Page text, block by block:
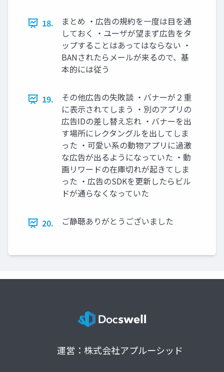
18.
まとめ ・広告の規約を一度は目を通
しておく ・ユーザが望まず広告をタ
ップすることはあってはならない ・
BANされたらメールが来るので、基
本的には従う
19.
その他広告の失敗談 ・バナーが２重
に表示されてしまう ・別のアプリの
広告IDの差し替え忘れ ・バナーを出
す場所にレクタングルを出してしま
った ・可愛い系の動物アプリに過激
な広告が出るようになっていた ・動
画リワードの在庫切れが起きてしま
った ・広告のSDKを更新したらビル
ドが通らなくなっていた
20. ご静聴ありがとうございました
運営：株式会社アプルーシッド